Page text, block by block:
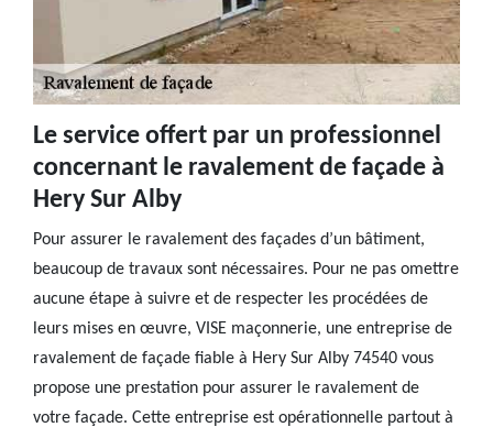
Le service offert par un professionnel
concernant le ravalement de façade à
Hery Sur Alby
Pour assurer le ravalement des façades d’un bâtiment,
beaucoup de travaux sont nécessaires. Pour ne pas omettre
aucune étape à suivre et de respecter les procédées de
leurs mises en œuvre, VISE maçonnerie, une entreprise de
ravalement de façade fiable à Hery Sur Alby 74540 vous
propose une prestation pour assurer le ravalement de
votre façade. Cette entreprise est opérationnelle partout à